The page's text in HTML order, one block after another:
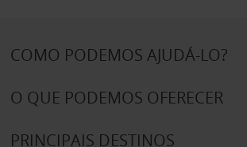
COMO PODEMOS AJUDÁ-LO?
O QUE PODEMOS OFERECER
PRINCIPAIS DESTINOS